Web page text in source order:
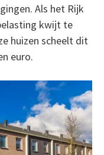
Als het Rijk
kwijt te
huizen scheelt dit
euro.